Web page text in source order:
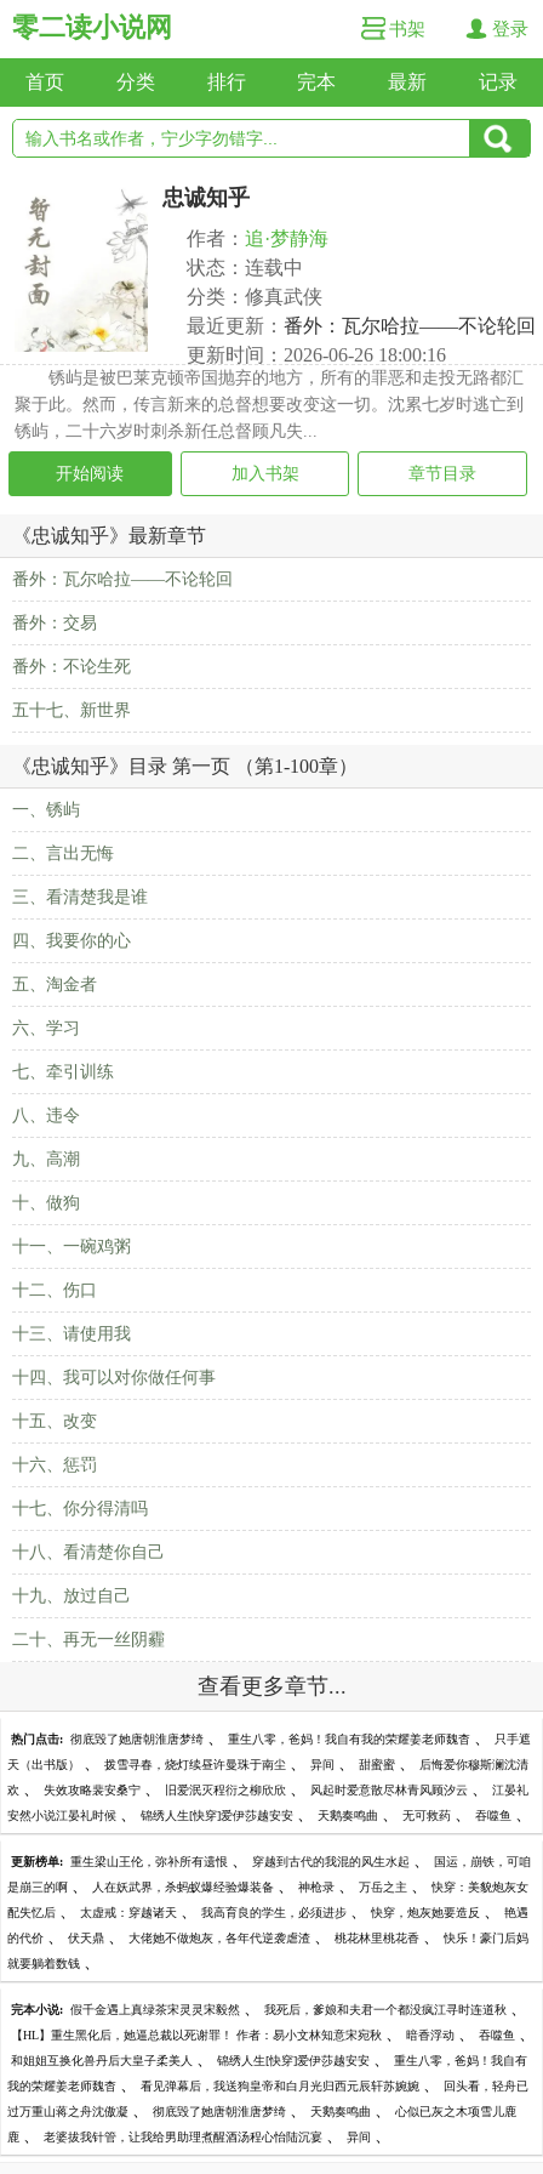
零二读小说网 书架 登录
首页 分类 排行 完本 最新 记录
忠诚知乎
作者： 追·梦静海
状态：连载中
分类：修真武侠
最近更新： 番外：瓦尔哈拉——不论轮回
更新时间：2026-06-26 18:00:16
锈屿是被巴莱克顿帝国抛弃的地方，所有的罪恶和走投无路都汇
聚于此。然而，传言新来的总督想要改变这一切。沈累七岁时逃亡到
锈屿，二十六岁时刺杀新任总督顾凡失...
开始阅读 加入书架 章节目录
《忠诚知乎》最新章节
番外：瓦尔哈拉——不论轮回
番外：交易
番外：不论生死
五十七、新世界
《忠诚知乎》目录 第一页 （第1-100章）
一、锈屿
二、言出无悔
三、看清楚我是谁
四、我要你的心
五、淘金者
六、学习
七、牵引训练
八、违令
九、高潮
十、做狗
十一、一碗鸡粥
十二、伤口
十三、请使用我
十四、我可以对你做任何事
十五、改变
十六、惩罚
十七、你分得清吗
十八、看清楚你自己
十九、放过自己
二十、再无一丝阴霾
查看更多章节...
热门点击: 彻底毁了她唐朝淮唐梦绮 、 重生八零，爸妈！我自有我的荣耀姜老师魏杳 、 只手遮
天（出书版） 、 拨雪寻春，烧灯续昼许曼珠于南尘 、 异间 、 甜蜜蜜 、 后悔爱你穆斯澜沈清
欢 、 失效攻略裴安桑宁 、 旧爱泯灭程衍之柳欣欣 、 风起时爱意散尽林青风顾汐云 、 江晏礼
安然小说江晏礼时候 、 锦绣人生[快穿]爱伊莎越安安 、 天鹅奏鸣曲 、 无可救药 、 吞噬鱼 、
更新榜单: 重生梁山王伦，弥补所有遗恨 、 穿越到古代的我混的风生水起 、 国运，崩铁，可咱
是崩三的啊 、 人在妖武界，杀蚂蚁爆经验爆装备 、 神枪录 、 万岳之主 、 快穿：美貌炮灰女
配失忆后 、 太虚戒：穿越诸天 、 我高育良的学生，必须进步 、 快穿，炮灰她要造反 、 艳遇
的代价 、 伏天鼎 、 大佬她不做炮灰，各年代逆袭虐渣 、 桃花林里桃花香 、 快乐！豪门后妈
就要躺着数钱 、
完本小说: 假千金遇上真绿茶宋灵灵宋毅然 、 我死后，爹娘和夫君一个都没疯江寻时连道秋 、
【HL】重生黑化后，她逼总裁以死谢罪！ 作者：易小文林知意宋宛秋 、 暗香浮动 、 吞噬鱼 、
和姐姐互换化兽丹后大皇子柔美人 、 锦绣人生[快穿]爱伊莎越安安 、 重生八零，爸妈！我自有
我的荣耀姜老师魏杳 、 看见弹幕后，我送狗皇帝和白月光归西元辰轩苏婉婉 、 回头看，轻舟已
过万重山蒋之舟沈傲凝 、 彻底毁了她唐朝淮唐梦绮 、 天鹅奏鸣曲 、 心似已灰之木项雪儿鹿
鹿 、 老婆拔我针管，让我给男助理煮醒酒汤程心怡陆沉宴 、 异间 、